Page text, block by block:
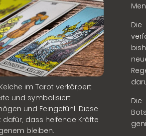
im Tarot verkörpert
und symbolisiert
und Feingefühl. Diese
dass helfende Kräfte
bleiben.